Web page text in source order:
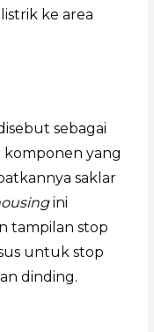
ke area
sebagai
yang
saklar
ini
tampilan stop
untuk stop
dinding.